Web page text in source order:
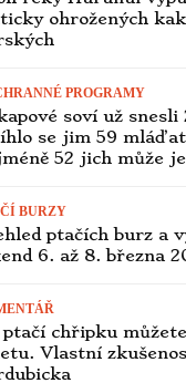
Králové má
na Vet-klinice v
BURZY
Fauna trhy
dozoru kvůli
alexandrů
nimi vědět rady